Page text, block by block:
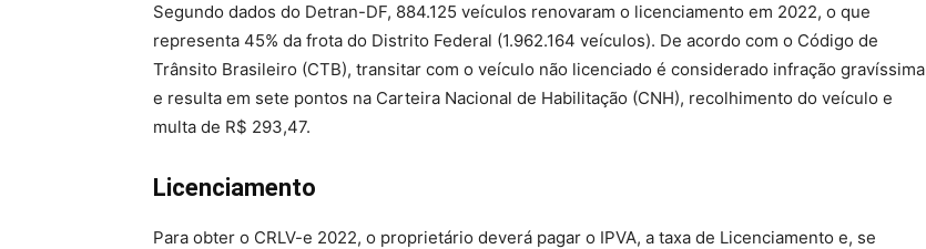
Segundo dados do Detran-DF, 884.125 veículos renovaram o licenciamento em 2022, o que
representa 45% da frota do Distrito Federal (1.962.164 veículos). De acordo com o Código de
Trânsito Brasileiro (CTB), transitar com o veículo não licenciado é considerado infração gravíssima
e resulta em sete pontos na Carteira Nacional de Habilitação (CNH), recolhimento do veículo e
multa de R$ 293,47.
Licenciamento
Para obter o CRLV-e 2022, o proprietário deverá pagar o IPVA, a taxa de Licenciamento e, se